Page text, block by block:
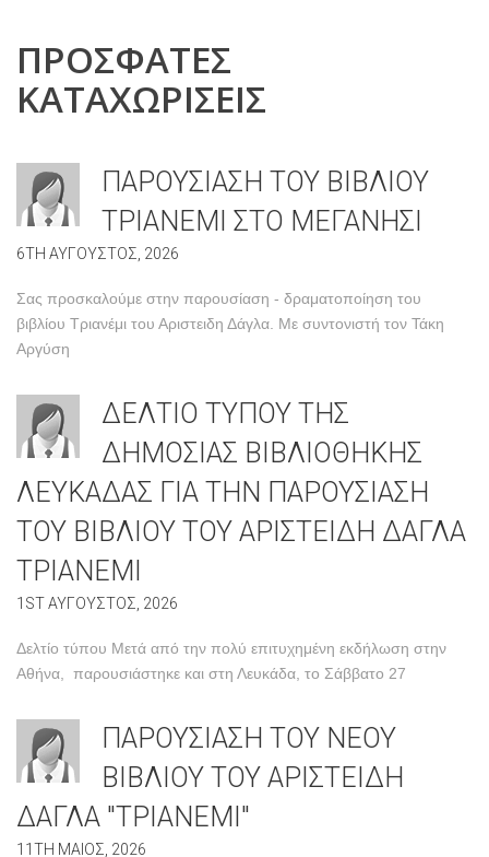
ΠΡΟΣΦΑΤΕΣ
ΚΑΤΑΧΩΡΙΣΕΙΣ
ΠΑΡΟΥΣΙΑΣΗ ΤΟΥ ΒΙΒΛΙΟΥ
ΤΡΙΑΝΕΜΙ ΣΤΟ ΜΕΓΑΝΗΣΙ
6TH ΑΥΓΟΥΣΤΟΣ, 2026
Σας προσκαλούμε στην παρουσίαση - δραματοποίηση του
βιβλίου Τριανέμι του Αριστειδη Δάγλα. Με συντονιστή τον Τάκη
Αργύση
ΔΕΛΤΙΟ ΤΥΠΟΥ ΤΗΣ
ΔΗΜΟΣΙΑΣ ΒΙΒΛΙΟΘΗΚΗΣ
ΛΕΥΚΑΔΑΣ ΓΙΑ ΤΗΝ ΠΑΡΟΥΣΙΑΣΗ
ΤΟΥ ΒΙΒΛΙΟΥ ΤΟΥ ΑΡΙΣΤΕΙΔΗ ΔΑΓΛΑ
ΤΡΙΑΝΕΜΙ
1ST ΑΥΓΟΥΣΤΟΣ, 2026
Δελτίο τύπου Μετά από την πολύ επιτυχημένη εκδήλωση στην
Αθήνα, παρουσιάστηκε και στη Λευκάδα, το Σάββατο 27
ΠΑΡΟΥΣΙΑΣΗ ΤΟΥ ΝΕΟΥ
ΒΙΒΛΙΟΥ ΤΟΥ ΑΡΙΣΤΕΙΔΗ
ΔΑΓΛΑ "ΤΡΙΑΝΕΜΙ"
11TH ΜΑΙΟΣ, 2026